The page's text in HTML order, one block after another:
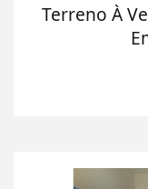
Terreno À